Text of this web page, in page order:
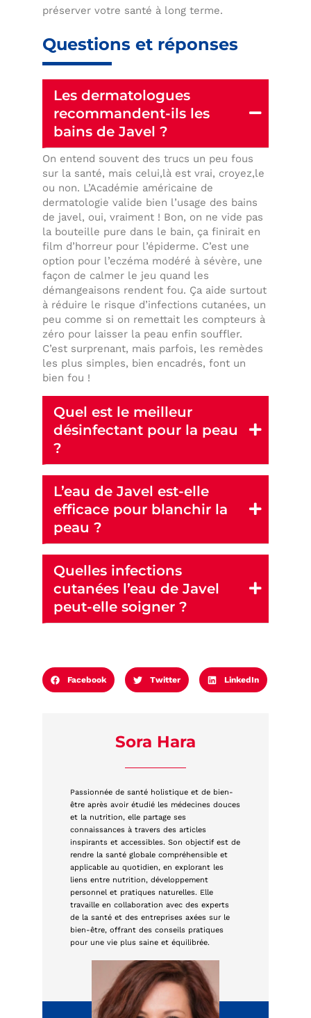
préserver votre santé à long terme.
Questions et réponses
Les dermatologues
recommandent-ils les
bains de Javel ?
On entend souvent des trucs un peu fous
sur la santé, mais celui,là est vrai, croyez,le
ou non. L’Académie américaine de
dermatologie valide bien l’usage des bains
de javel, oui, vraiment ! Bon, on ne vide pas
la bouteille pure dans le bain, ça finirait en
film d’horreur pour l’épiderme. C’est une
option pour l’eczéma modéré à sévère, une
façon de calmer le jeu quand les
démangeaisons rendent fou. Ça aide surtout
à réduire le risque d’infections cutanées, un
peu comme si on remettait les compteurs à
zéro pour laisser la peau enfin souffler.
C’est surprenant, mais parfois, les remèdes
les plus simples, bien encadrés, font un
bien fou !
Quel est le meilleur
désinfectant pour la peau
?
L’eau de Javel est-elle
efficace pour blanchir la
peau ?
Quelles infections
cutanées l’eau de Javel
peut-elle soigner ?
Facebook Twitter LinkedIn
Sora Hara
Passionnée de santé holistique et de bien-
être après avoir étudié les médecines douces
et la nutrition, elle partage ses
connaissances à travers des articles
inspirants et accessibles. Son objectif est de
rendre la santé globale compréhensible et
applicable au quotidien, en explorant les
liens entre nutrition, développement
personnel et pratiques naturelles. Elle
travaille en collaboration avec des experts
de la santé et des entreprises axées sur le
bien-être, offrant des conseils pratiques
pour une vie plus saine et équilibrée.